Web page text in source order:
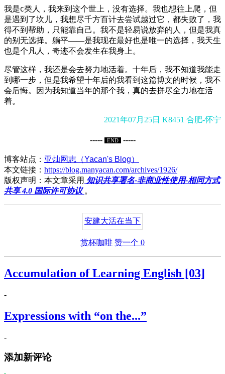
我是C类人，我来到这个世上，没有选择。我也想往上爬，但
是遇到了坎儿，我想尽千方百计去尝试越过它，都失败了，我
得不到帮助，只能靠自己。我不是轻易说放弃的人，但是我真
的别无选择。躺平——是我现在最好也是唯一的选择，我天生
也是个凡人，奇迹不会发生在我身上。
尽管这样，我还是会去努力地活着。十年后，我不知道我能走
到哪一步，但是我希望十年后的我看到这篇博文的时候，我不
会后悔。因为我知道当年的那个我，真的去拼尽全力地在活
着。
2021年07月25日 K8451 合肥-怀宁
----- END -----
博客站点： 亚灿网志（Yacan's Blog）
本文链接： https://blog.manyacan.com/archives/1926/
版权声明：本文章采用 知识共享署名-非商业性使用-相同方式
共享 4.0 国际许可协议 。
安建大活在当下
赏杯咖啡 赞一个 0
Accumulation of Learning English [03]
-
Expressions with “on the...”
-
添加新评论